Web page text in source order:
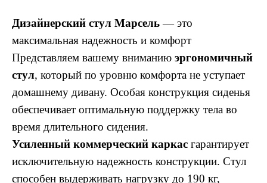
Дизайнерский стул Марсель— это
максимальная надежность и комфорт
Представляем вашему вниманию эргономичный
стул, который по уровню комфорта не уступает
домашнему дивану. Особая конструкция сиденья
обеспечивает оптимальную поддержку тела во
время длительного сидения.
Усиленный коммерческий каркас гарантирует
исключительную надежность конструкции. Стул
способен выдерживать нагрузку до 190 кг,